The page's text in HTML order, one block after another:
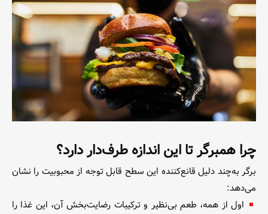
چراهمبرگرتا این اندازه طرف‌دار دارد؟
برگر به‌چند دلیل قانع‌کننده این ‌سطح قابل توجه از محبوبیت را نشان
می‌دهد:
اول از همه، طعم بی‌نظیر و ترکیبات رضایت‌بخش آن، این غذا را